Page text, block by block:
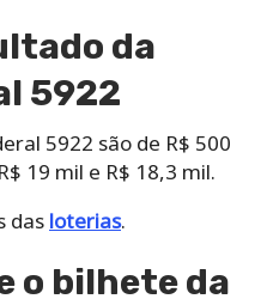
da
5922
5922 são de R$ 500
19 mil e R$ 18,3 mil.
das loterias.
o bilhete da